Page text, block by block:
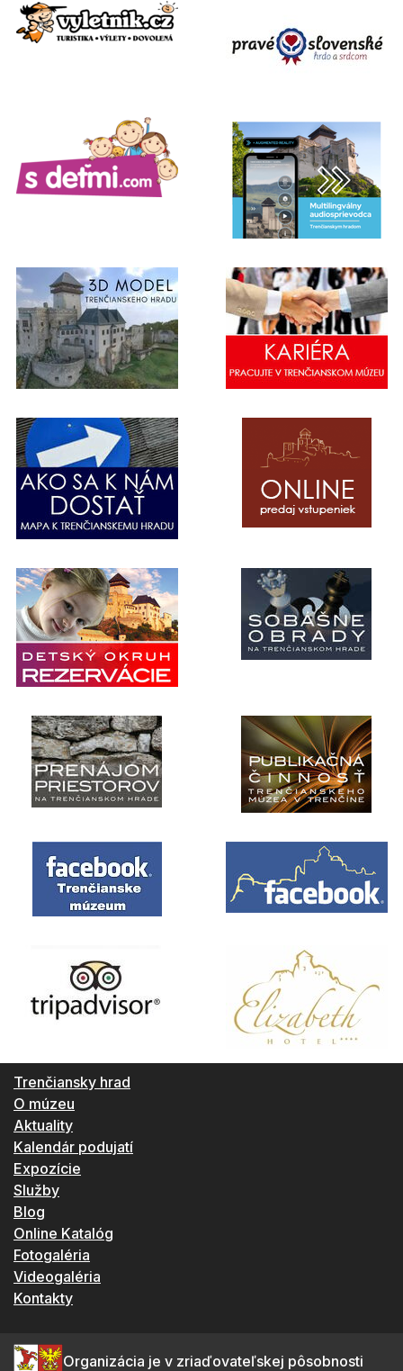
Trenčiansky hrad
O múzeu
Aktuality
Kalendár podujatí
Expozície
Služby
Blog
Online Katalóg
Fotogaléria
Videogaléria
Kontakty
Organizácia je v zriaďovateľskej pôsobnosti